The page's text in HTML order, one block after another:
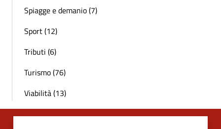
Spiagge e demanio (7)
Sport (12)
Tributi (6)
Turismo (76)
Viabilità (13)